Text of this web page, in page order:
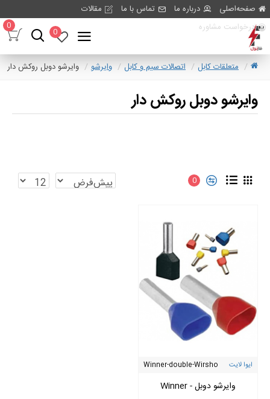
صفحه‌اصلی درباره ما تماس با ما
مقالات
درخواست مشاوره
0
0
متعلقات کابل اتصالات سیم و کابل وایرشو وایرشو دوبل روکش دار
وایرشو دوبل روکش دار
0
ایوا لایت Winner-double-Wirsho
وایرشو دوبل - Winner